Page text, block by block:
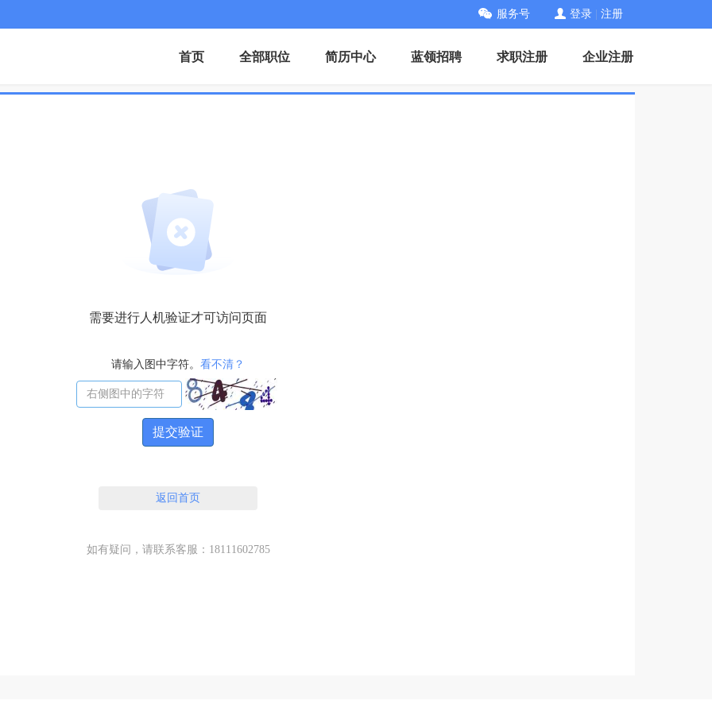
服务号 登录 注册
首页 全部职位 简历中心 蓝领招聘 求职注册 企业注册
需要进行人机验证才可访问页面
请输入图中字符。 看不清？
提交验证
返回首页
如有疑问，请联系客服：18111602785